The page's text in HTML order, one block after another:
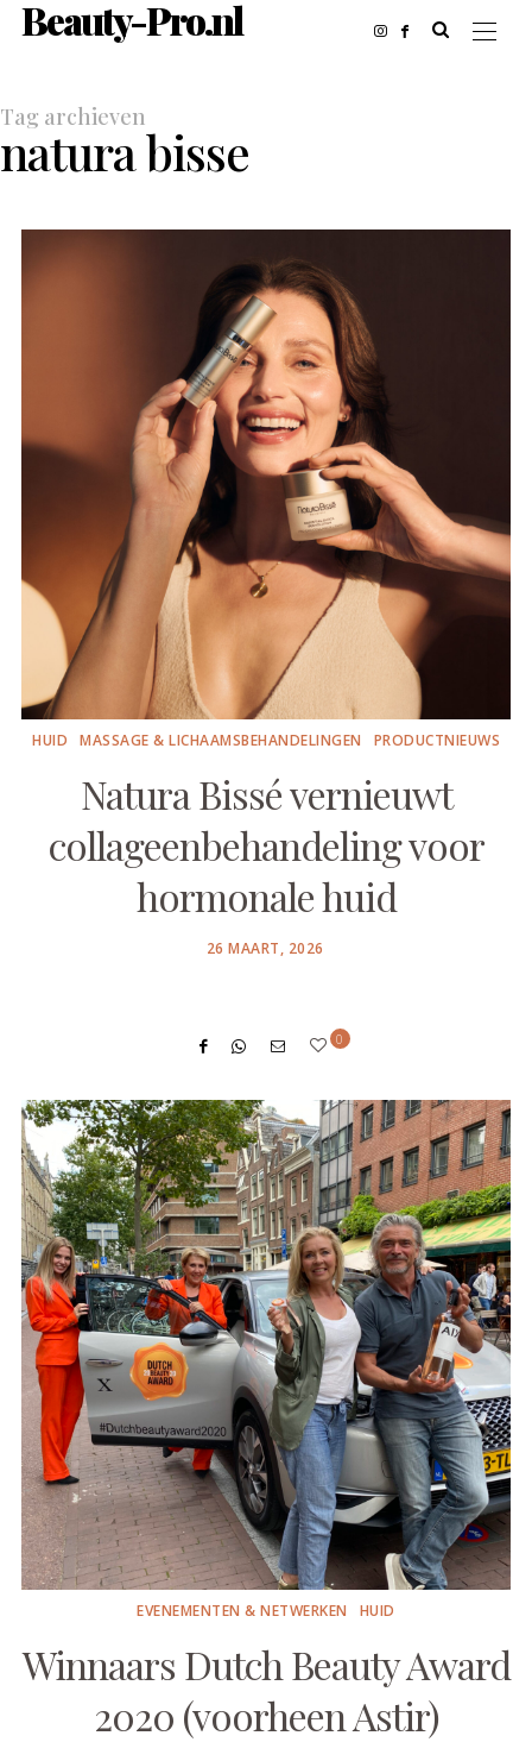
Beauty-Pro.nl
Tag archieven
natura bisse
HUID MASSAGE & LICHAAMSBEHANDELINGEN PRODUCTNIEUWS
Natura Bissé vernieuwt
collageenbehandeling voor
hormonale huid
POSTED
26 MAART, 2026
0
EVENEMENTEN & NETWERKEN HUID
Winnaars Dutch Beauty Award
2020 (voorheen Astir)